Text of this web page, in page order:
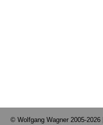
© Wolfgang Wagner 2005-2026 |